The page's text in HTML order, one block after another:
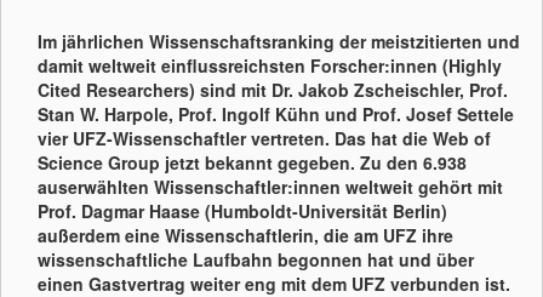
Im jährlichen Wissenschaftsranking der meistzitierten und
damit weltweit einflussreichsten Forscher:innen (Highly
Cited Researchers) sind mit Dr. Jakob Zscheischler, Prof.
Stan W. Harpole, Prof. Ingolf Kühn und Prof. Josef Settele
vier UFZ-Wissenschaftler vertreten. Das hat die Web of
Science Group jetzt bekannt gegeben. Zu den 6.938
auserwählten Wissenschaftler:innen weltweit gehört mit
Prof. Dagmar Haase (Humboldt-Universität Berlin)
außerdem eine Wissenschaftlerin, die am UFZ ihre
wissenschaftliche Laufbahn begonnen hat und über
einen Gastvertrag weiter eng mit dem UFZ verbunden ist.